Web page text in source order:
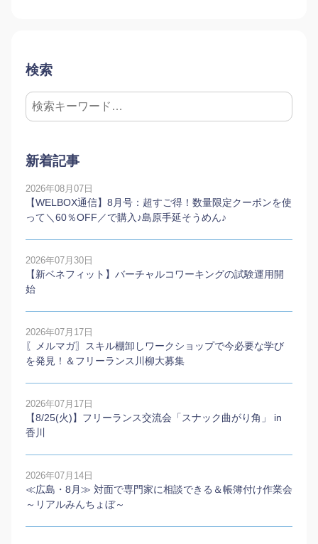
検索
新着記事
2026年08月07日
【WELBOX通信】8月号：超すご得！数量限定クーポンを使
って＼60％OFF／で購入♪島原手延そうめん♪
2026年07月30日
【新ベネフィット】バーチャルコワーキングの試験運用開
始
2026年07月17日
〖メルマガ〗スキル棚卸しワークショップで今必要な学び
を発見！＆フリーランス川柳大募集
2026年07月17日
【8/25(火)】フリーランス交流会「スナック曲がり角」 in
香川
2026年07月14日
≪広島・8月≫ 対面で専門家に相談できる＆帳簿付け作業会
～リアルみんちょぼ～